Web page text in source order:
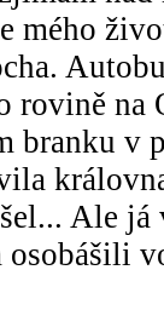
mého
rovině
branku v
Ale
osobášili